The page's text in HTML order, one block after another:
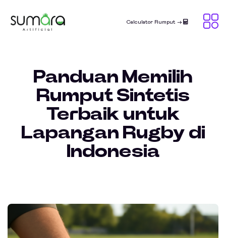
Calculator Rumput ->
Panduan Memilih
Rumput Sintetis
Terbaik untuk
Lapangan Rugby di
Indonesia